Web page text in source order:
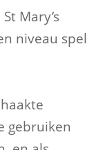
Mary’s
niveau spel
gebruiken